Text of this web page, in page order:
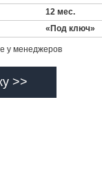
12 мес.
«Под ключ»
у менеджеров
>>